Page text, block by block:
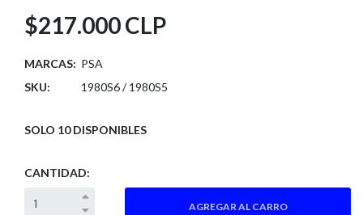
$217.000 CLP
MARCAS: PSA
SKU:
1980S6 / 1980S5
SOLO 10 DISPONIBLES
CANTIDAD: